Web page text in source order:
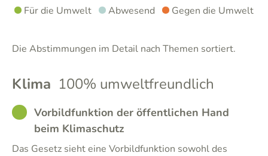
Für die Umwelt Abwesend Gegen die Umwelt
Die Abstimmungen im Detail nach Themen sortiert.
Klima 100% umweltfreundlich
GOODVorbildfunktion der öffentlichen Hand
beim Klimaschutz
Das Gesetz sieht eine Vorbildfunktion sowohl des